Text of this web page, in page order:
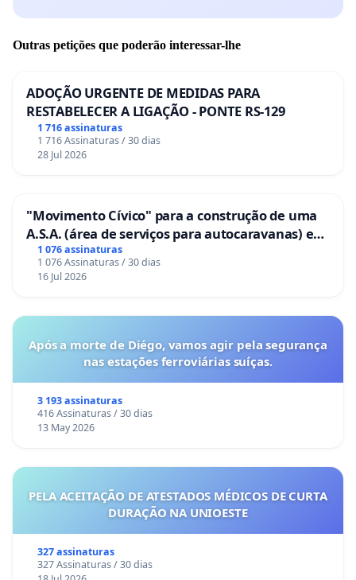
Outras petições que poderão interessar-lhe
ADOÇÃO URGENTE DE MEDIDAS PARA
RESTABELECER A LIGAÇÃO - PONTE RS-129
1 716 assinaturas
1 716 Assinaturas / 30 dias
28 Jul 2026
"Movimento Cívico" para a construção de uma
A.S.A. (área de serviços para autocaravanas) em
Coimbra
1 076 assinaturas
1 076 Assinaturas / 30 dias
16 Jul 2026
Após a morte de Diégo, vamos agir pela segurança
nas estações ferroviárias suíças.
3 193 assinaturas
416 Assinaturas / 30 dias
13 May 2026
PELA ACEITAÇÃO DE ATESTADOS MÉDICOS DE CURTA
DURAÇÃO NA UNIOESTE
327 assinaturas
327 Assinaturas / 30 dias